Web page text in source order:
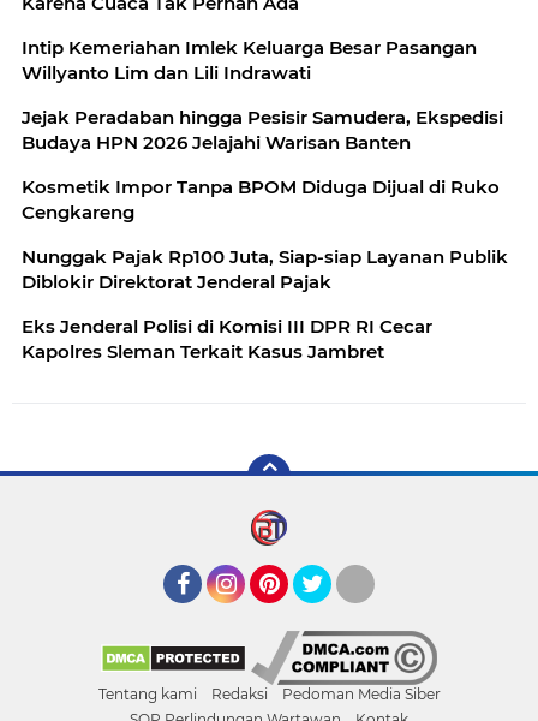
Intip Kemeriahan Imlek Keluarga Besar Pasangan
Willyanto Lim dan Lili Indrawati
Jejak Peradaban hingga Pesisir Samudera, Ekspedisi
Budaya HPN 2026 Jelajahi Warisan Banten
Kosmetik Impor Tanpa BPOM Diduga Dijual di Ruko
Cengkareng
Nunggak Pajak Rp100 Juta, Siap-siap Layanan Publik
Diblokir Direktorat Jenderal Pajak
Eks Jenderal Polisi di Komisi III DPR RI Cecar
Kapolres Sleman Terkait Kasus Jambret
Tentang kami Redaksi
Pedoman Media Siber